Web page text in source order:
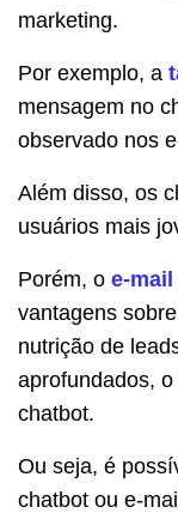
marketing.
Por exemplo, a
mensagem no
observado nos
Além disso, os
usuários mais
Porém, o e-
vantagens
nutrição de
aprofundados,
chatbot.
Ou seja, é
chatbot ou e-